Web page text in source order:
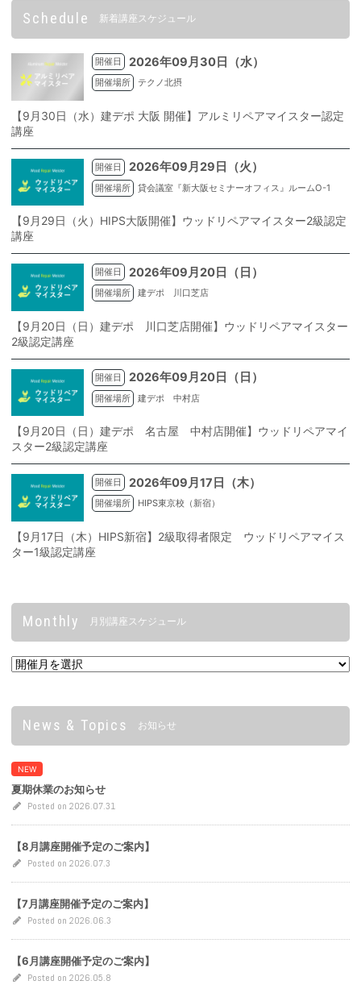
Schedule 新着講座スケジュール
開催日 2026年09月30日（水）
開催場所 テクノ北摂
【9月30日（水）建デポ 大阪 開催】アルミリペアマイスター認定
講座
開催日 2026年09月29日（火）
開催場所 貸会議室『新大阪セミナーオフィス』ルームO-1
【9月29日（火）HIPS大阪開催】ウッドリペアマイスター2級認定
講座
開催日 2026年09月20日（日）
開催場所 建デポ 川口芝店
【9月20日（日）建デポ 川口芝店開催】ウッドリペアマイスター
2級認定講座
開催日 2026年09月20日（日）
開催場所 建デポ 中村店
【9月20日（日）建デポ 名古屋 中村店開催】ウッドリペアマイ
スター2級認定講座
開催日 2026年09月17日（木）
開催場所 HIPS東京校（新宿）
【9月17日（木）HIPS新宿】2級取得者限定 ウッドリペアマイス
ター1級認定講座
Monthly 月別講座スケジュール
News & Topics お知らせ
NEW
夏期休業のお知らせ
Posted on 2026.07.31
【8月講座開催予定のご案内】
Posted on 2026.07.3
【7月講座開催予定のご案内】
Posted on 2026.06.3
【6月講座開催予定のご案内】
Posted on 2026.05.8